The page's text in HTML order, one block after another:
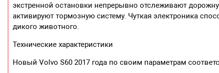
экстренной остановки непрерывно отслеживают
активируют тормозную систему. Чуткая электроника
дикого животного.
Технические характеристики
Новый Volvo S60 2017 года по своим параметрам